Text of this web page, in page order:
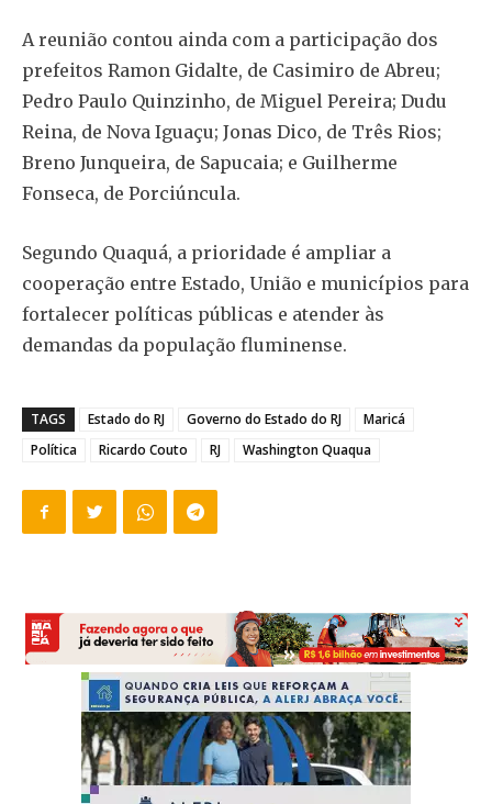
A reunião contou ainda com a participação dos
prefeitos Ramon Gidalte, de Casimiro de Abreu;
Pedro Paulo Quinzinho, de Miguel Pereira; Dudu
Reina, de Nova Iguaçu; Jonas Dico, de Três Rios;
Breno Junqueira, de Sapucaia; e Guilherme
Fonseca, de Porciúncula.
Segundo Quaquá, a prioridade é ampliar a
cooperação entre Estado, União e municípios para
fortalecer políticas públicas e atender às
demandas da população fluminense.
TAGS Estado do RJ Governo do Estado do RJ
Maricá
Política
Ricardo Couto RJ Washington Quaqua